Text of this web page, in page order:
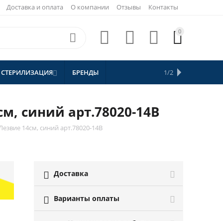
Доставка и оплата О компании Отзывы Контакты
0


 

 БРЕНДЫ 1/2
синий арт.78020-14B
14см, синий арт.78020-14B
 Доставка
 Варианты оплаты